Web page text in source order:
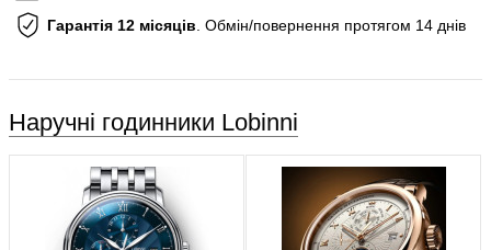
Гарантія 12 місяців . Обмін/повернення протягом 14 днів
Наручні годинники Lobinni